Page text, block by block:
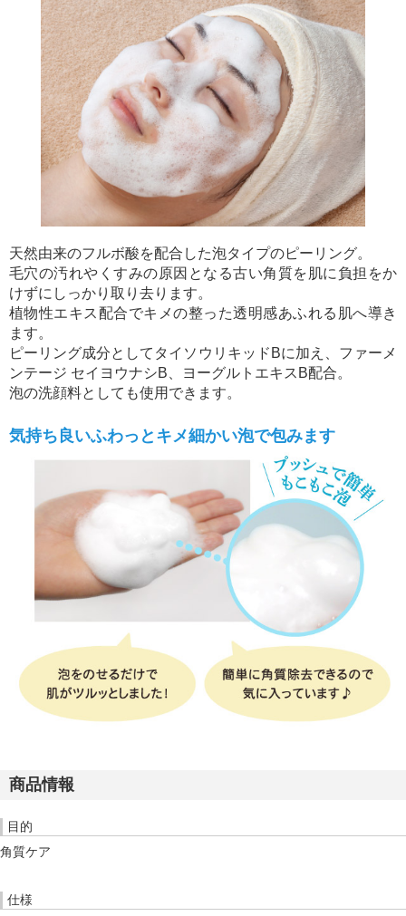
天然由来のフルボ酸を配合した泡タイプのピーリング。
毛穴の汚れやくすみの原因となる古い角質を肌に負担をか
けずにしっかり取り去ります。
植物性エキス配合でキメの整った透明感あふれる肌へ導き
ます。
ピーリング成分としてタイソウリキッドBに加え、ファーメ
ンテージ セイヨウナシB、ヨーグルトエキスB配合。
泡の洗顔料としても使用できます。
気持ち良いふわっとキメ細かい泡で包みます
商品情報
目的
角質ケア
仕様